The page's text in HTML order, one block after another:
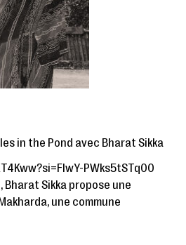
in the Pond avec Bharat Sikka
PWks5tSTq00
Bharat Sikka propose une
une commune